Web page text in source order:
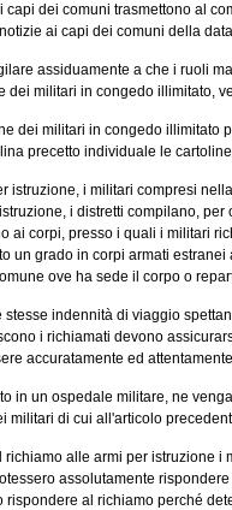
dei comuni trasmettono al
ai capi dei comuni della
assiduamente a che i ruoli
militari in congedo illimitato,
dei militari in congedo illimitato
precetto individuale le
i militari compresi
i distretti compilano, per
corpi, presso i quali i militari
grado in corpi armati estranei
ove ha sede il corpo o
indennità di viaggio
i richiamati devono
accuratamente ed
un ospedale militare, ne
di cui all'articolo
alle armi per istruzione i
assolutamente
al richiamo perché